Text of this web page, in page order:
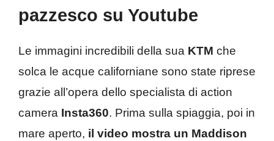
pazzesco su Youtube
Le immagini incredibili della sua KTM che
solca le acque californiane sono state riprese
grazie all’opera dello specialista di action
camera Insta360. Prima sulla spiaggia, poi in
mare aperto, il video mostra un Maddison